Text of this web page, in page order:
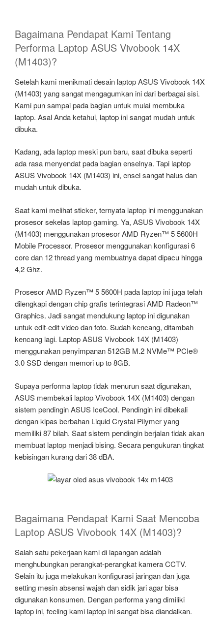
Bagaimana Pendapat Kami Tentang
Performa Laptop ASUS Vivobook 14X
(M1403)?
Setelah kami menikmati desain laptop ASUS Vivobook 14X
(M1403) yang sangat mengagumkan ini dari berbagai sisi.
Kami pun sampai pada bagian untuk mulai membuka
laptop. Asal Anda ketahui, laptop ini sangat mudah untuk
dibuka.
Kadang, ada laptop meski pun baru, saat dibuka seperti
ada rasa menyendat pada bagian enselnya. Tapi laptop
ASUS Vivobook 14X (M1403) ini, ensel sangat halus dan
mudah untuk dibuka.
Saat kami melihat sticker, ternyata laptop ini menggunakan
prosesor sekelas laptop gaming. Ya, ASUS Vivobook 14X
(M1403) menggunakan prosesor AMD Ryzen™ 5 5600H
Mobile Processor. Prosesor menggunakan konfigurasi 6
core dan 12 thread yang membuatnya dapat dipacu hingga
4,2 Ghz.
Prosesor AMD Ryzen™ 5 5600H pada laptop ini juga telah
dilengkapi dengan chip grafis terintegrasi AMD Radeon™
Graphics. Jadi sangat mendukung laptop ini digunakan
untuk edit-edit video dan foto. Sudah kencang, ditambah
kencang lagi. Laptop ASUS Vivobook 14X (M1403)
menggunakan penyimpanan 512GB M.2 NVMe™ PCIe®
3.0 SSD dengan memori up to 8GB.
Supaya performa laptop tidak menurun saat digunakan,
ASUS membekali laptop Vivobook 14X (M1403) dengan
sistem pendingin ASUS IceCool. Pendingin ini dibekali
dengan kipas berbahan Liquid Crystal Pilymer yang
memiliki 87 bilah. Saat sistem pendingin berjalan tidak akan
membuat laptop menjadi bising. Secara pengukuran tingkat
kebisingan kurang dari 38 dBA.
Bagaimana Pendapat Kami Saat Mencoba
Laptop ASUS Vivobook 14X (M1403)?
Salah satu pekerjaan kami di lapangan adalah
menghubungkan perangkat-perangkat kamera CCTV.
Selain itu juga melakukan konfigurasi jaringan dan juga
setting mesin absensi wajah dan sidik jari agar bisa
digunakan konsumen. Dengan performa yang dimiliki
laptop ini, feeling kami laptop ini sangat bisa diandalkan.